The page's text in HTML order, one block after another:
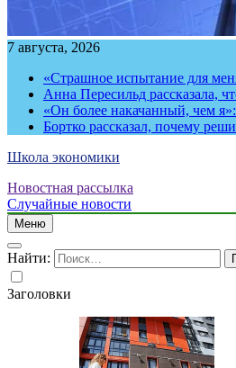
7 августа, 2026
«Страшное испытание для
Анна Пересильд рассказала,
«Он более накачанный, чем
Бортко рассказал, почему
Школа экономики
Новостная рассылка
Случайные новости
Меню
Найти:
Заголовки